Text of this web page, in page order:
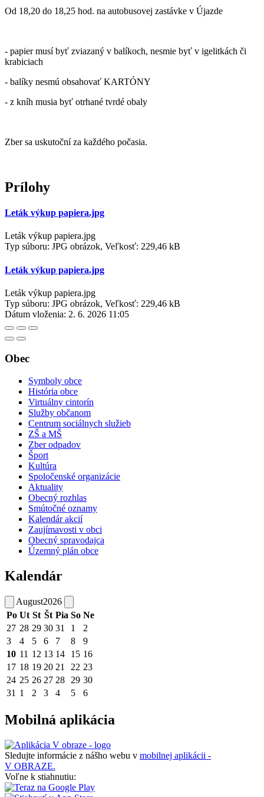
Od 18,20 do 18,25 hod. na autobusovej zastávke v Újazde
- papier musí byť zviazaný v balíkoch, nesmie byť v igelitkách či
krabiciach
- balíky nesmú obsahovať KARTÓNY
- z kníh musia byť otrhané tvrdé obaly
Zber sa uskutoční za každého počasia.
Prílohy
Leták výkup papiera.jpg
Leták výkup papiera.jpg
Typ súboru: JPG obrázok, Veľkosť: 229,46 kB
Leták výkup papiera.jpg
Leták výkup papiera.jpg
Typ súboru: JPG obrázok, Veľkosť: 229,46 kB
Dátum vloženia: 2. 6. 2026 11:05
Obec
Symboly obce
História obce
Virtuálny cintorín
Služby občanom
Centrum sociálnych služieb
ZŠ a MŠ
Zber odpadov
Šport
Kultúra
Spoločenské organizácie
Aktuality
Obecný rozhlas
Smútočné oznamy
Kalendár akcií
Zaujímavosti v obci
Obecný spravodajca
Územný plán obce
Kalendár
August2026
Po Ut St Št Pia So Ne
27 28 29 30 31 1
2
3
4 5 6 7 8
9
10 11 12 13 14 15 16
17 18 19 20 21 22 23
24 25 26 27 28 29 30
31 1 2 3 4 5 6
Mobilná aplikácia
Sledujte informácie z nášho webu v mobilnej aplikácii -
V OBRAZE.
Voľne k stiahnutiu: